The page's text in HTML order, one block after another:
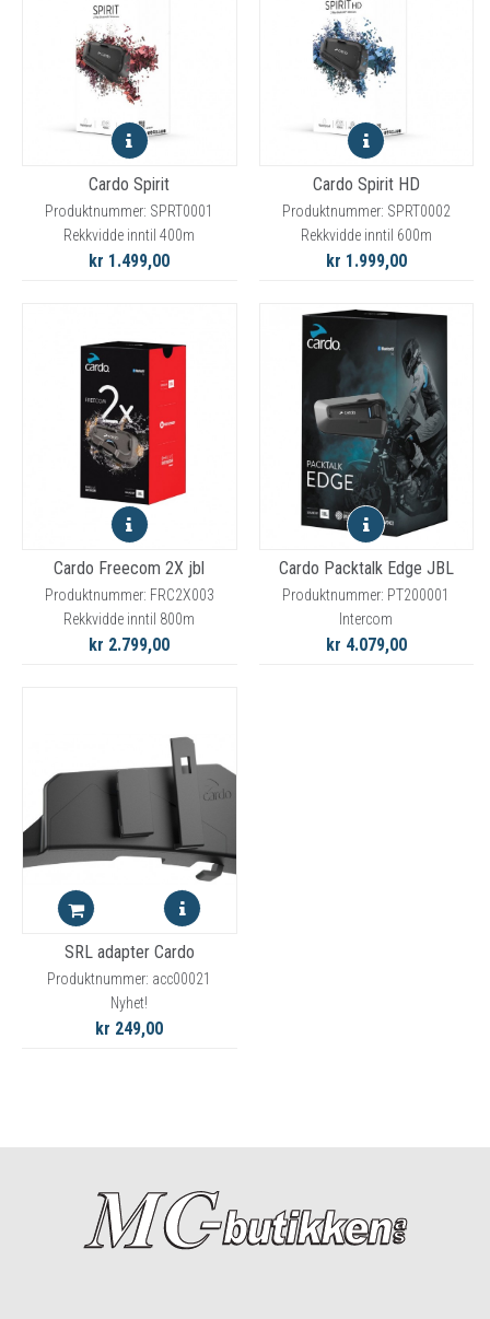
Cardo Spirit
Produktnummer: SPRT0001
Rekkvidde inntil 400m
kr 1.499,00
Cardo Spirit HD
Produktnummer: SPRT0002
Rekkvidde inntil 600m
kr 1.999,00
Cardo Freecom 2X jbl
Produktnummer: FRC2X003
Rekkvidde inntil 800m
kr 2.799,00
Cardo Packtalk Edge JBL
Produktnummer: PT200001
Intercom
kr 4.079,00
SRL adapter Cardo
Produktnummer: acc00021
Nyhet!
kr 249,00